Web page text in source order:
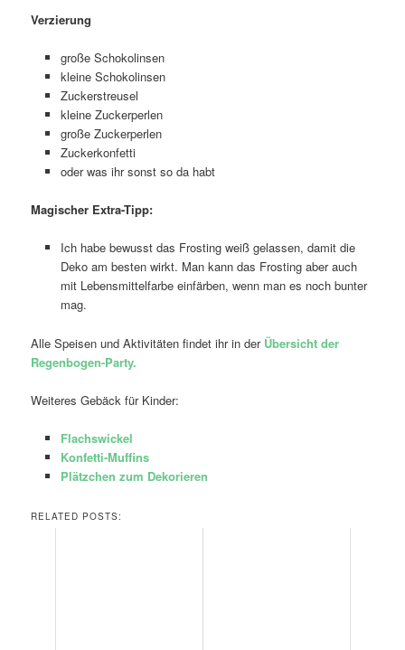
Verzierung
große Schokolinsen
kleine Schokolinsen
Zuckerstreusel
kleine Zuckerperlen
große Zuckerperlen
Zuckerkonfetti
oder was ihr sonst so da habt
Magischer Extra-Tipp:
Ich habe bewusst das Frosting weiß gelassen, damit die
Deko am besten wirkt. Man kann das Frosting aber auch
mit Lebensmittelfarbe einfärben, wenn man es noch bunter
mag.
Alle Speisen und Aktivitäten findet ihr in der Übersicht der
Regenbogen-Party.
Weiteres Gebäck für Kinder:
Flachswickel
Konfetti-Muffins
Plätzchen zum Dekorieren
RELATED POSTS: